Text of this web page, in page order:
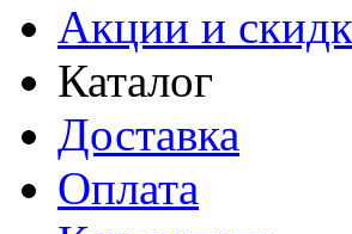
Акции и
Каталог
Доставка
Оплата